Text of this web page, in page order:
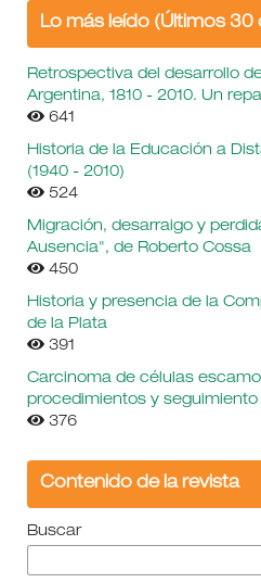
Lo más leído (Últimos 30
Retrospectiva del desarrollo
Argentina, 1810 - 2010. Un
641
Historia de la Educación a
(1940 - 2010)
524
Migración, desarraigo y
Ausencia", de Roberto Cossa
450
Historia y presencia de la
de la Plata
391
Carcinoma de células
procedimientos y
376
Contenido de la revista
Buscar